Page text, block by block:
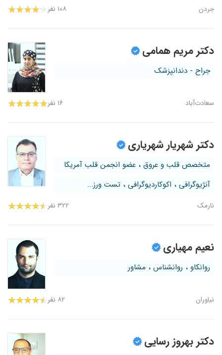
جردن ۱۰۸ نفر
دکتر مریم همامی
جراح - دندانپزشک
سعادت‌آباد ۱۶ نفر
دکتر شهریار شهریاری
متخصص قلب و عروق ، عضو انجمن قلب آمریکا
آنژیوگرافی ، اکوکاردیوگرافی ، تست ورز...
نارمک ۳۲۲ نفر
نعیم مهیاری
روانکاو ، روانشناس ، مشاور
نیاوران ۸۲ نفر
دکتر بهروز رسایی